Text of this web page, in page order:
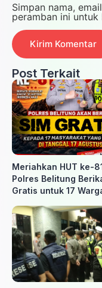
Simpan nama,
peramban ini
Post Terkait
Meriahkan HUT ke-81
Polres Belitung
Gratis untuk 17